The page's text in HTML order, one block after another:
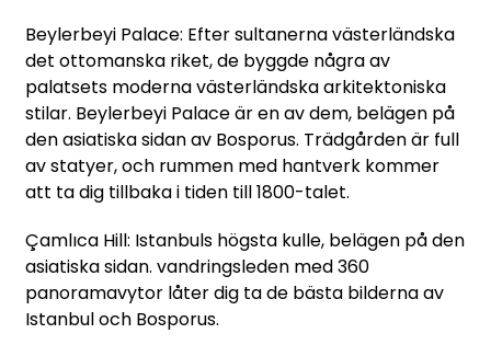
Beylerbeyi Palace: Efter sultanerna västerländska
det ottomanska riket, de byggde några av
palatsets moderna västerländska arkitektoniska
stilar. Beylerbeyi Palace är en av dem, belägen på
den asiatiska sidan av Bosporus. Trädgården är full
av statyer, och rummen med hantverk kommer
att ta dig tillbaka i tiden till 1800-talet.
Çamlıca Hill: Istanbuls högsta kulle, belägen på den
asiatiska sidan. vandringsleden med 360
panoramavytor låter dig ta de bästa bilderna av
Istanbul och Bosporus.